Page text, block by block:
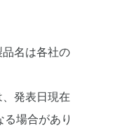
名は各社の
発表日現在
場合があり